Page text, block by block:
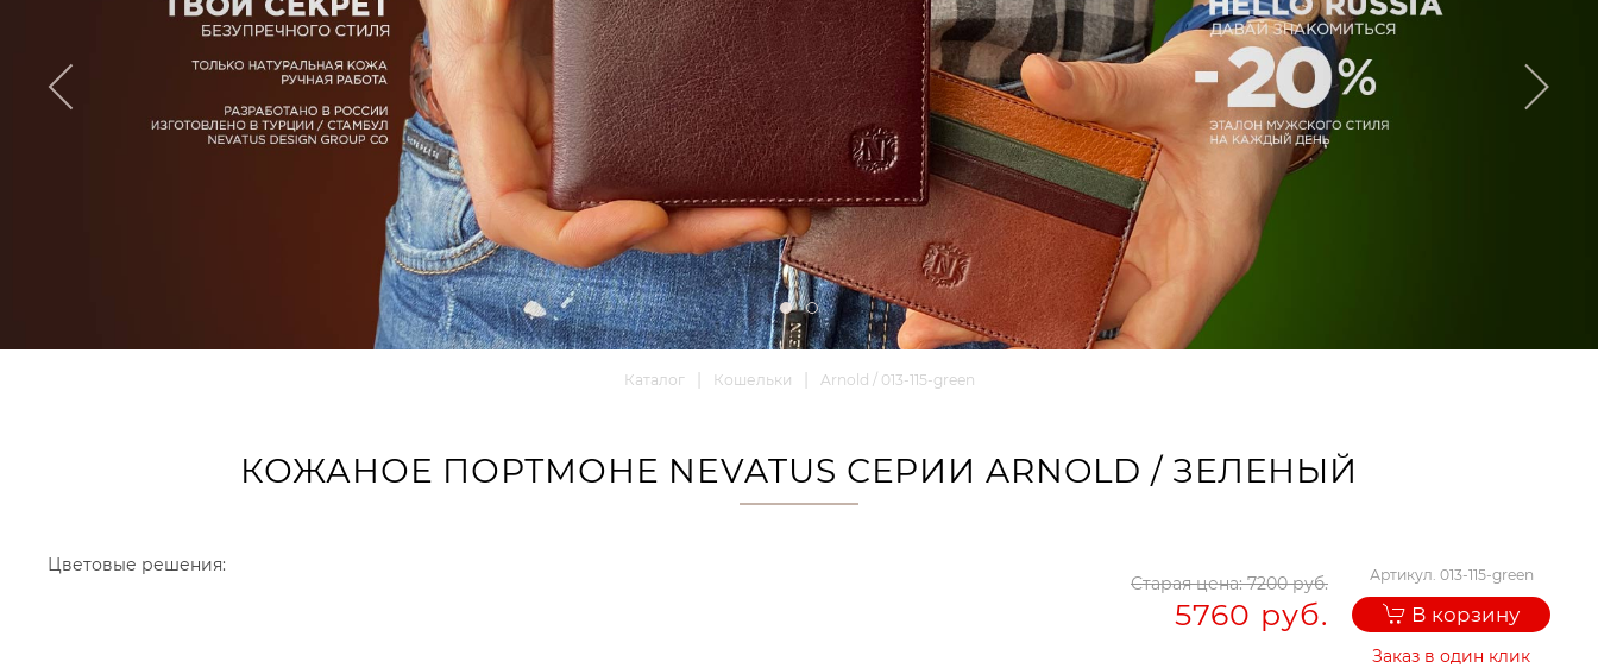
Каталог Кошельки Arnold / 013-115-green
КОЖАНОЕ ПОРТМОНЕ NEVATUS СЕРИИ ARNOLD / ЗЕЛЕНЫЙ
Цветовые решения:
Старая цена:7200 руб.
5760 руб.
Артикул. 013-115-green
В корзину
Заказ в один клик